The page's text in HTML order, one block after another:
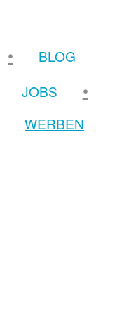
•
BLOG
JOBS •
WERBEN